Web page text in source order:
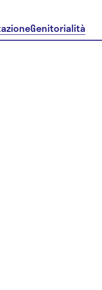
Genitorialità